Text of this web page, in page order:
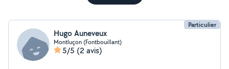
Particulier
Hugo Auneveux
Montluçon (Fontbouillant)
5/5 (2 avis)